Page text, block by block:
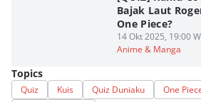
Bajak Laut
One Piece?
14 Okt 2025, 19:00
Anime & Manga
Topics
Quiz Kuis Quiz Duniaku One